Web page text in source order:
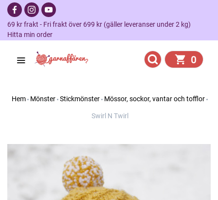
69 kr frakt - Fri frakt över 699 kr (gäller leveranser under 2 kg)
Hitta min order
0
Hem Mönster Stickmönster Mössor, sockor, vantar och tofflor
Swirl N Twirl